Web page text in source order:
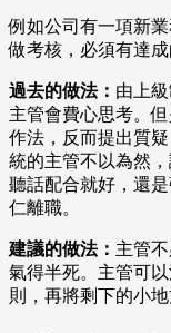
例如公司有一項新
做考核，必須有達成
過去的做法： 由上
主管會費心思考。
作法，反而提出質
統的主管不以為然
聽話配合就好，還
仁離職。
建議的做法： 主管
氣得半死。主管可
則，再將剩下的小